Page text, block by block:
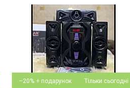
–20% Тільки сьогодні